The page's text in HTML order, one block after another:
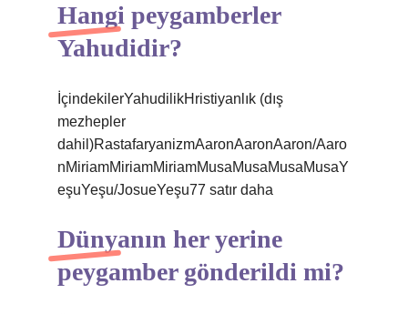
Hangi peygamberler
Yahudidir?
İçindekilerYahudilikHristiyanlık (dış
mezhepler
dahil)RastafaryanizmAaronAaronAaron/Aaro
nMiriamMiriamMiriamMusaMusaMusaMusaY
eşuYeşu/JosueYeşu77 satır daha
Dünyanın her yerine
peygamber gönderildi mi?